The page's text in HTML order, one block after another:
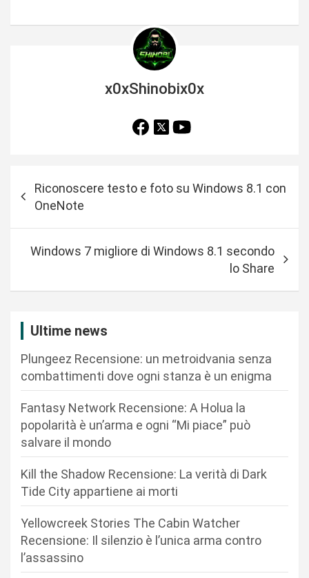
x0xShinobix0x
a
Riconoscere testo e foto su Windows 8.1 con
OneNote
Windows 7 migliore di Windows 8.1 secondo
lo Share
Ultime news
Plungeez Recensione: un metroidvania senza
combattimenti dove ogni stanza è un enigma
Fantasy Network Recensione: A Holua la
popolarità è un’arma e ogni “Mi piace” può
salvare il mondo
Kill the Shadow Recensione: La verità di Dark
Tide City appartiene ai morti
Yellowcreek Stories The Cabin Watcher
Recensione: Il silenzio è l’unica arma contro
l’assassino